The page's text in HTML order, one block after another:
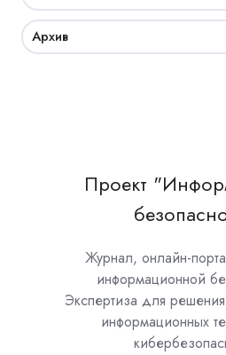
Архив
Проект
Журнал, онлайн-
информационной
Экспертиза для
информационных